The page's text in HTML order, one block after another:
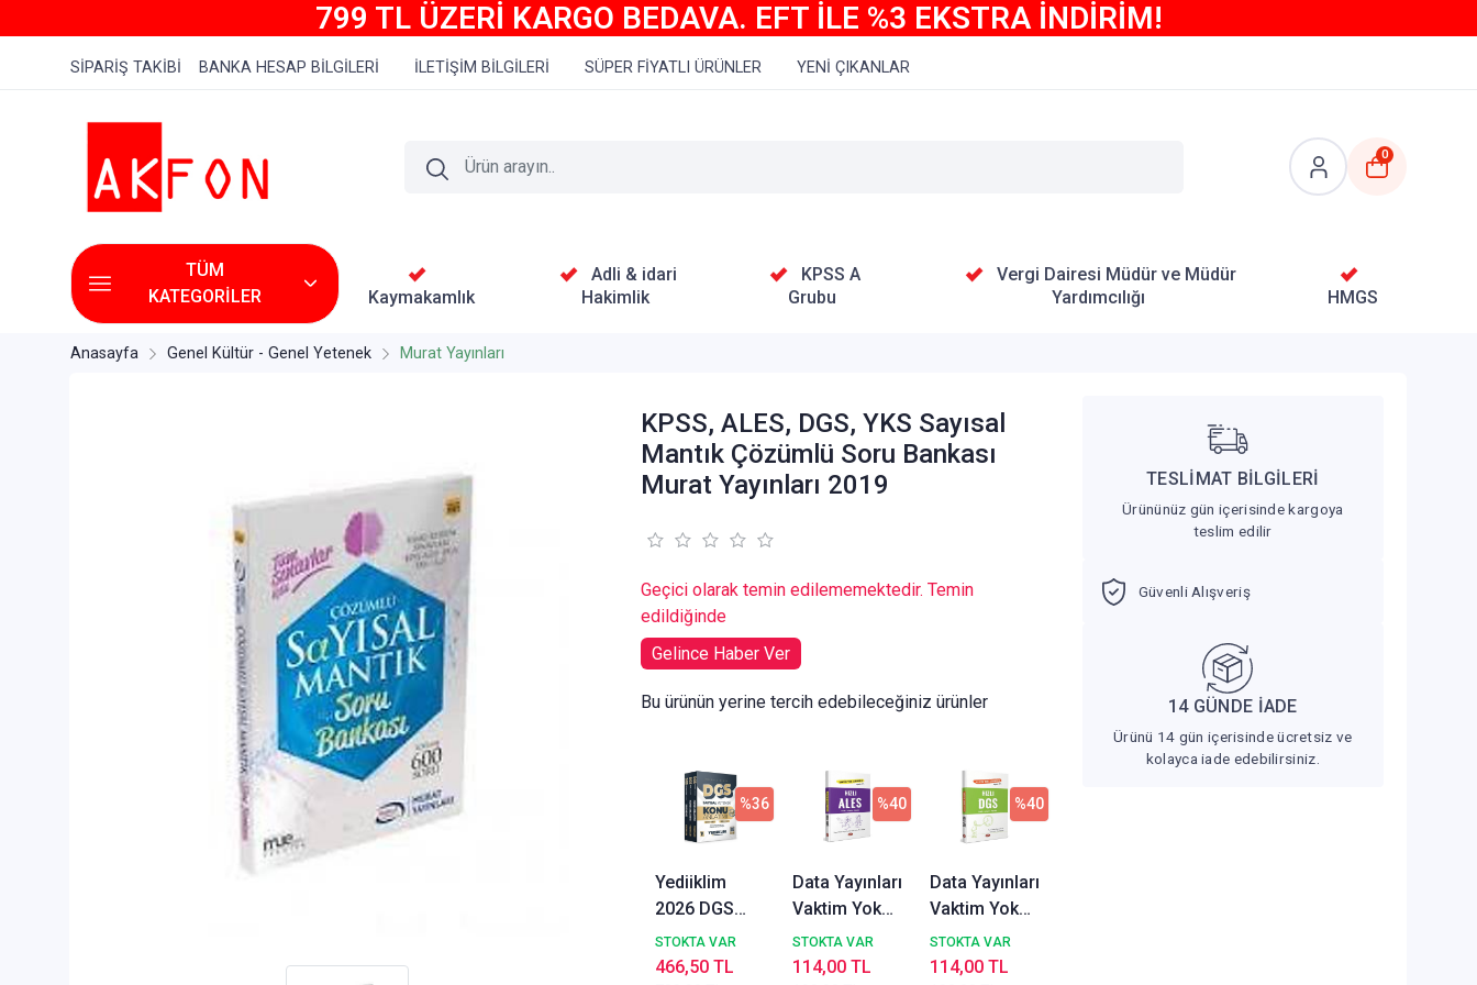
799 TL ÜZERİ KARGO BEDAVA. EFT İLE %3 EKSTRA İNDİRİM!
SİPARİŞ TAKİBİ BANKA HESAP BİLGİLERİ İLETİŞİM BİLGİLERİ SÜPER FİYATLI ÜRÜNLER YENİ ÇIKANLAR
0
TÜM
KATEGORİLER
Kaymakamlık
Adli & idari
Hakimlik
KPSS A
Grubu
Vergi Dairesi Müdür ve Müdür
Yardımcılığı
HMGS
Anasayfa Genel Kültür - Genel Yetenek Murat Yayınları
KPSS, ALES, DGS, YKS Sayısal
Mantık Çözümlü Soru Bankası
Murat Yayınları 2019
Geçici olarak temin edilememektedir. Temin
edildiğinde
Gelince Haber Ver
Bu ürünün yerine tercih edebileceğiniz ürünler
Yediiklim
2026 DGS
Prestij Konu
Anlatımlı
STOKTA VAR
%36
466,50 TL
Data Yayınları
Vaktim Yok
Zamanım Az
Diyenler İçin
STOKTA VAR
%40
114,00 TL
Data Yayınları
Vaktim Yok
Zamanım Az
Diyenler İçin
STOKTA VAR
%40
114,00 TL
TESLİMAT BİLGİLERİ
Ürününüz gün içerisinde kargoya
teslim edilir
Güvenli Alışveriş
14 GÜNDE İADE
Ürünü 14 gün içerisinde ücretsiz ve
kolayca iade edebilirsiniz.